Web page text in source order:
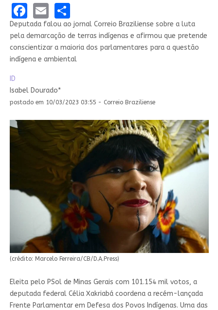
Facebook
EmailShare
Deputada falou ao jornal Correio Braziliense sobre a luta
pela demarcação de terras indígenas e afirmou que pretende
conscientizar a maioria dos parlamentares para a questão
indígena e ambiental
ID
Isabel Dourado*
postado em 10/03/2023 03:55 - Correio Braziliense
(crédito: Marcelo Ferreira/CB/D.A.Press)
Eleita pelo PSol de Minas Gerais com 101.154 mil votos, a
deputada federal Célia Xakriabá coordena a recém-lançada
Frente Parlamentar em Defesa dos Povos Indígenas. Uma das